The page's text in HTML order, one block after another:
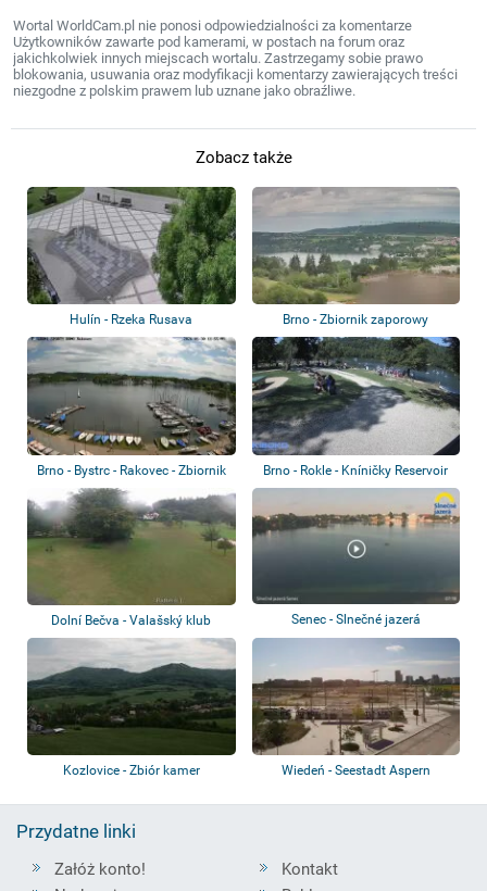
Wortal WorldCam.pl nie ponosi odpowiedzialności za komentarze
Użytkowników zawarte pod kamerami, w postach na forum oraz
jakichkolwiek innych miejscach wortalu. Zastrzegamy sobie prawo
blokowania, usuwania oraz modyfikacji komentarzy zawierających treści
niezgodne z polskim prawem lub uznane jako obraźliwe.
Zobacz także
Hulín - Rzeka Rusava Brno - Zbiornik zaporowy
Brno - Bystrc - Rakovec - Zbiornik
zapor...
Brno - Rokle - Kníničky Reservoir
Dolní Bečva - Valašský klub
golfowy
Senec - Slnečné jazerá
Kozlovice - Zbiór kamer Wiedeń - Seestadt Aspern
Przydatne linki
Załóż konto!
Kontakt